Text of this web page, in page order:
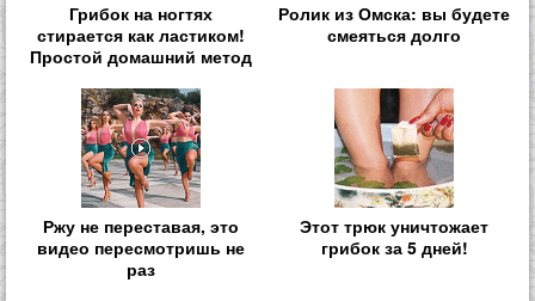
Грибок на ногтях
стирается как ластиком!
Простой домашний метод
Ролик из Омска: вы будете
смеяться долго
Ржу не переставая, это
видео пересмотришь не
раз
Этот трюк уничтожает
грибок за 5 дней!